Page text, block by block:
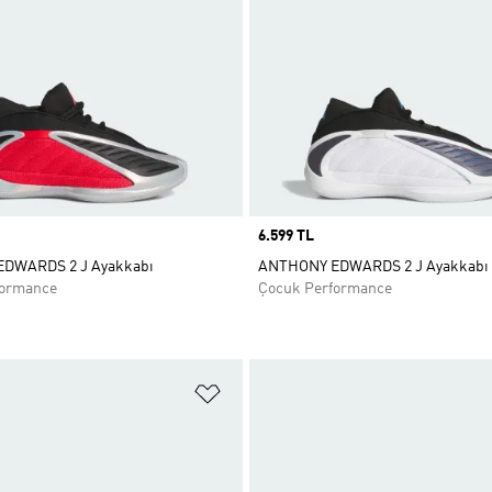
2 J Ayakkabı
Price
6.599 TL
ANTHONY EDWARDS 2 J Ayakkabı
Çocuk Performance